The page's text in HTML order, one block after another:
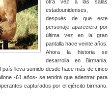
otra vez a las salas
estadounidenses,
después de que este
personaje apareciera por
última vez en la gran
pantalla hace veinte años.
Ahora la historia se
desarrolla en Birmania,
lleva sumido desde hace más de cinco
-61 años- se tendrá que adentrar para
capturados por el ejército birmano.